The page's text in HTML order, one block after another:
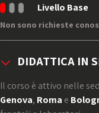
Livello Base
Non sono richieste
DIDATTICA IN
Il corso è attivo nelle
Genova, Roma e